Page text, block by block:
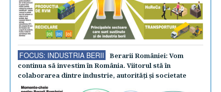
FOCUS: INDUSTRIA BERII
Berarii României: Vom
continua să investim în România. Viitorul stă în
colaborarea dintre industrie, autorităţi şi societate